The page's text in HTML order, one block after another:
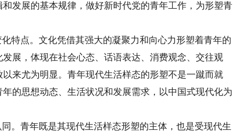
发展的基本规律，做好新时代党的青年工作，为形塑青
点。文化凭借其强大的凝聚力和向心力形塑着青年的
展，体现在社会心态、话语表达、消费观念、交往观
来尤为明显。青年现代生活样态的形塑不是一蹴而就
的思想动态、生活状况和发展需求，以中国式现代化为
青年既是其现代生活样态形塑的主体，也是受现代生